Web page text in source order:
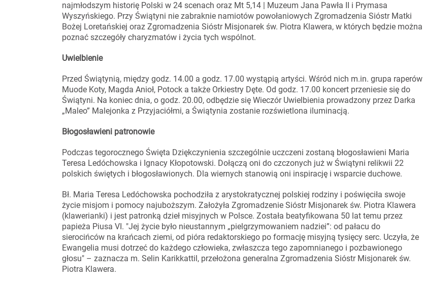
najmłodszym historię Polski w 24 scenach oraz Mt 5,14 | Muzeum Jana Pawła II i Prymasa
Wyszyńskiego. Przy Świątyni nie zabraknie namiotów powołaniowych Zgromadzenia Sióstr Matki
Bożej Loretańskiej oraz Zgromadzenia Sióstr Misjonarek św. Piotra Klawera, w których będzie można
poznać szczegóły charyzmatów i życia tych wspólnot.
Uwielbienie
Przed Świątynią, między godz. 14.00 a godz. 17.00 wystąpią artyści. Wśród nich m.in. grupa raperów
Muode Koty, Magda Anioł, Potock a także Orkiestry Dęte. Od godz. 17.00 koncert przeniesie się do
Świątyni. Na koniec dnia, o godz. 20.00, odbędzie się Wieczór Uwielbienia prowadzony przez Darka
„Maleo” Malejonka z Przyjaciółmi, a Świątynia zostanie rozświetlona iluminacją.
Błogosławieni patronowie
Podczas tegorocznego Święta Dziękczynienia szczególnie uczczeni zostaną błogosławieni Maria
Teresa Ledóchowska i Ignacy Kłopotowski. Dołączą oni do czczonych już w Świątyni relikwii 22
polskich świętych i błogosławionych. Dla wiernych stanowią oni inspirację i wsparcie duchowe.
Bł. Maria Teresa Ledóchowska pochodziła z arystokratycznej polskiej rodziny i poświęciła swoje
życie misjom i pomocy najuboższym. Założyła Zgromadzenie Sióstr Misjonarek św. Piotra Klawera
(klawerianki) i jest patronką dzieł misyjnych w Polsce. Została beatyfikowana 50 lat temu przez
papieża Piusa VI. "Jej życie było nieustannym „pielgrzymowaniem nadziei”: od pałacu do
sierocińców na krańcach ziemi, od pióra redaktorskiego po formację misyjną tysięcy serc. Uczyła, że
Ewangelia musi dotrzeć do każdego człowieka, zwłaszcza tego zapomnianego i pozbawionego
głosu" – zaznacza m. Selin Karikkattil, przełożona generalna Zgromadzenia Sióstr Misjonarek św.
Piotra Klawera.